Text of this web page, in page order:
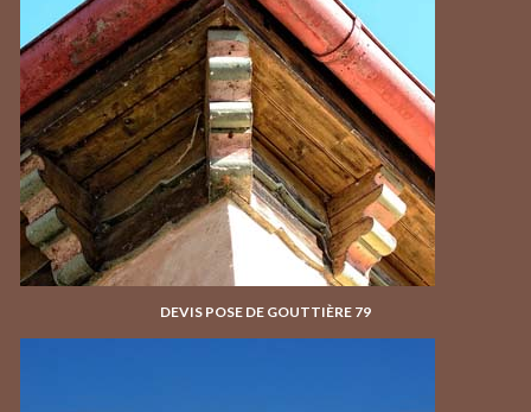
DEVIS POSE DE GOUTTIÈRE 79